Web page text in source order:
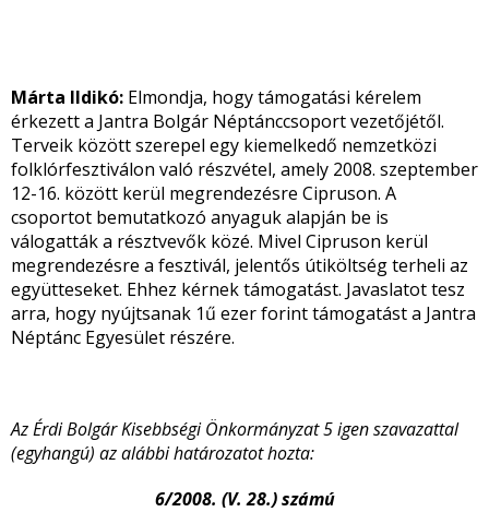
Márta Ildikó: Elmondja, hogy támogatási kérelem
érkezett a Jantra Bolgár Néptánccsoport vezetőjétől.
Terveik között szerepel egy kiemelkedő nemzetközi
folklórfesztiválon való részvétel, amely 2008. szeptember
12-16. között kerül megrendezésre Cipruson. A
csoportot bemutatkozó anyaguk alapján be is
válogatták a résztvevők közé. Mivel Cipruson kerül
megrendezésre a fesztivál, jelentős útiköltség terheli az
együtteseket. Ehhez kérnek támogatást. Javaslatot tesz
arra, hogy nyújtsanak 1ű ezer forint támogatást a Jantra
Néptánc Egyesület részére.
Az Érdi Bolgár Kisebbségi Önkormányzat 5 igen szavazattal
(egyhangú) az alábbi határozatot hozta:
6/2008. (V. 28.) számú